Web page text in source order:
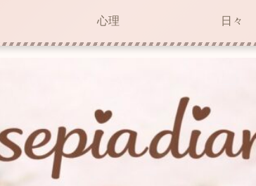
心理 日々